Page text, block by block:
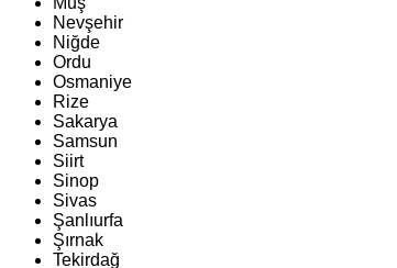
Nevşehir
Niğde
Ordu
Osmaniye
Rize
Sakarya
Samsun
Siirt
Sinop
Sivas
Şanlıurfa
Şırnak
Tekirdağ